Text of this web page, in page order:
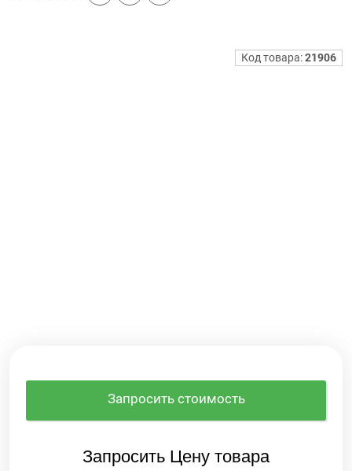
Код товара:21906
Запросить стоимость
Запросить Цену товара